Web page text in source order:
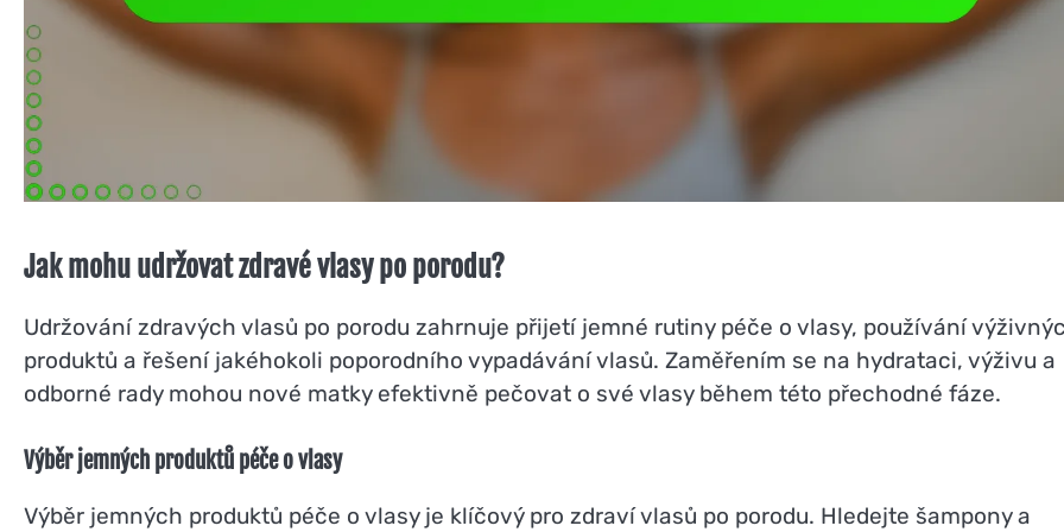
Jak mohu udržovat zdravé vlasy po porodu?
Udržování zdravých vlasů po porodu zahrnuje přijetí jemné rutiny péče o vlasy, používání
produktů a řešení jakéhokoli poporodního vypadávání vlasů. Zaměřením se na hydrataci, výživu a
odborné rady mohou nové matky efektivně pečovat o své vlasy během této přechodné fáze.
Výběr jemných produktů péče o vlasy
Výběr jemných produktů péče o vlasy je klíčový pro zdraví vlasů po porodu. Hledejte šampony a